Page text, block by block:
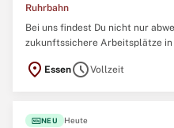
Ruhrbahn
Bei uns findest Du nicht nur
zukunftssichere Arbeitsplätze in
einem familiären
Unterstützung und
location_on EssenscheduleVollzeit
fiber_newNEU Heute